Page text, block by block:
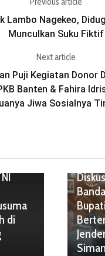
Lambo Nagekeo,
Munculkan Suku Fiktif
Next article
Puji Kegiatan Donor
Banten & Fahira
Jiwa Sosialnya
di